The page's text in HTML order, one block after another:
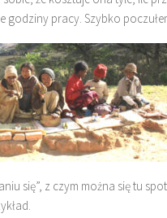
godziny pracy. Szybko
się”, z czym można się tu